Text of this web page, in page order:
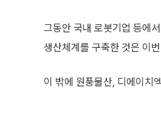
그동안 국내 로봇기업 등에
생산체계를 구축한 것은 이
이 밖에 원풍물산, 디에이치